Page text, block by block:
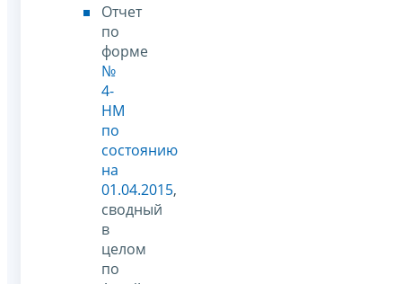
Отчет
по
форме
№
4-
НМ
по
состоянию
на
01.04.2015,
сводный
в
целом
по